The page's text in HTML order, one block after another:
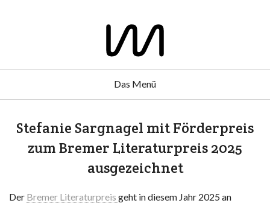
Das Menü
Stefanie Sargnagel mit Förderpreis
zum Bremer Literaturpreis 2025
ausgezeichnet
Der Bremer Literaturpreis geht in diesem Jahr 2025 an